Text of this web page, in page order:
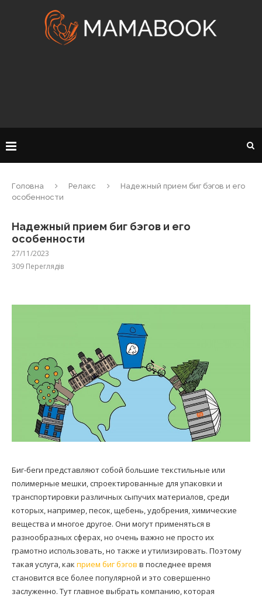
Головна Релакс
Надежный прием биг бэгов и его
особенности
Надежный прием биг бэгов и его
особенности
27/11/2023
309 Переглядів
Биг-беги представляют собой большие текстильные или
полимерные мешки, спроектированные для упаковки и
транспортировки различных сыпучих материалов, среди
которых, например, песок, щебень, удобрения, химические
вещества и многое другое. Они могут применяться в
разнообразных сферах, но очень важно не просто их
грамотно использовать, но также и утилизировать. Поэтому
такая услуга, как прием биг бэгов в последнее время
становится все более популярной и это совершенно
заслуженно. Тут главное выбрать компанию, которая